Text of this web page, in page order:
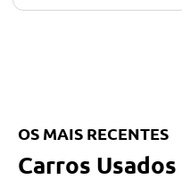
OS MAIS RECENTES
Carros Usados